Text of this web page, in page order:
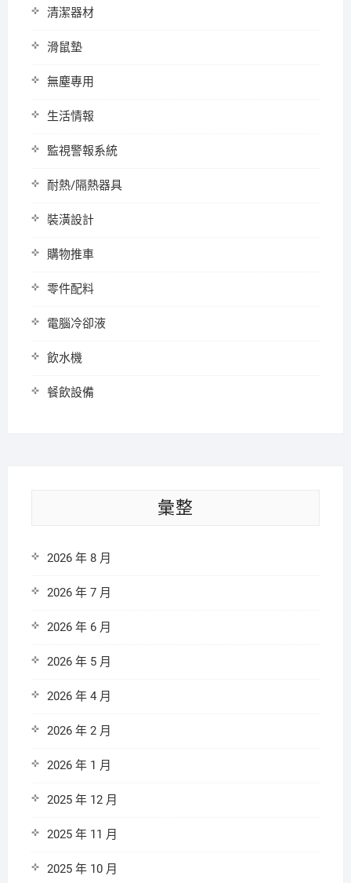
清潔器材
滑鼠墊
無塵專用
生活情報
監視警報系統
耐熱/隔熱器具
裝潢設計
購物推車
零件配料
電腦冷卻液
飲水機
餐飲設備
彙整
2026 年 8 月
2026 年 7 月
2026 年 6 月
2026 年 5 月
2026 年 4 月
2026 年 2 月
2026 年 1 月
2025 年 12 月
2025 年 11 月
2025 年 10 月